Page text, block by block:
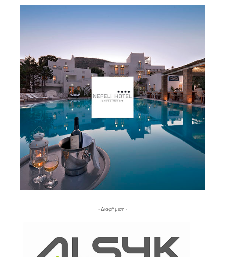
- Διαφήμιση -